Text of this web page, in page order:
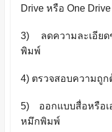
Drive หรือ One Drive
3) ลดความละเอีย
พิมพ์
4) ตรวจสอบความถู
5) ออกแบบสื่อหรือเ
หมึกพิมพ์